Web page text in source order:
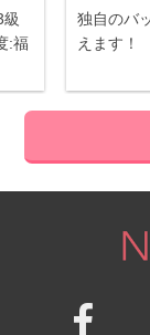
:福
独自のバ
えます！